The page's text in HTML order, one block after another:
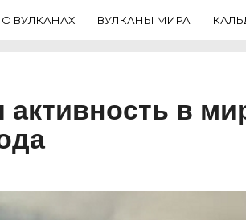
О ВУЛКАНАХ ВУЛКАНЫ МИРА
активность в